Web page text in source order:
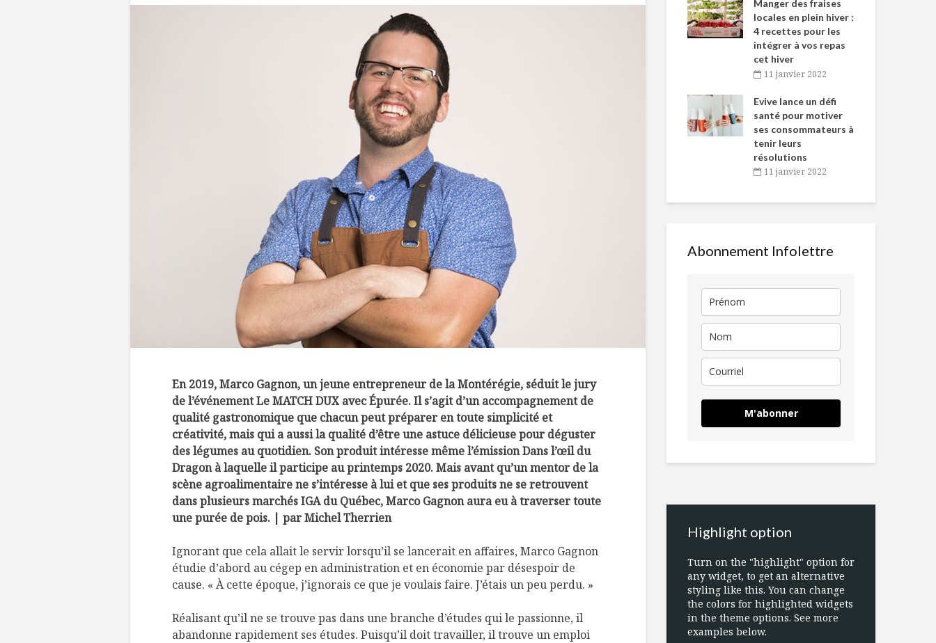
En 2019, Marco Gagnon, un jeune entrepreneur de la Montérégie, séduit le jury
de l’événement Le MATCH DUX avec Épurée. Il s’agit d’un accompagnement de
qualité gastronomique que chacun peut préparer en toute simplicité et
créativité, mais qui a aussi la qualité d’être une astuce délicieuse pour déguster
des légumes au quotidien. Son produit intéresse même l’émission Dans l’œil du
Dragon à laquelle il participe au printemps 2020. Mais avant qu’un mentor de la
scène agroalimentaire ne s’intéresse à lui et que ses produits ne se retrouvent
dans plusieurs marchés IGA du Québec, Marco Gagnon aura eu à traverser toute
une purée de pois. | par Michel Therrien
Ignorant que cela allait le servir lorsqu’il se lancerait en affaires, Marco Gagnon
étudie d’abord au cégep en administration et en économie par désespoir de
cause. « À cette époque, j’ignorais ce que je voulais faire. J’étais un peu perdu. »
Réalisant qu’il ne se trouve pas dans une branche d’études qui le passionne, il
abandonne rapidement ses études. Puisqu’il doit travailler, il trouve un emploi
Manger des fraises
locales en plein hiver :
4 recettes pour les
intégrer à vos repas
cet hiver
11 janvier 2022
Evive lance un défi
santé pour motiver
ses consommateurs à
tenir leurs
résolutions
11 janvier 2022
Cantons-de-l’Est
Manger des fraises
locales en plein hiver :
4 recettes pour les
intégrer à vos repas
cet hiver
11 janvier 2022
Evive lance un défi
santé pour motiver
ses consommateurs à
tenir leurs
résolutions
11 janvier 2022
Abonnement Infolettre
M'abonner
Highlight option
Turn on the "highlight" option for
any widget, to get an alternative
styling like this. You can change
the colors for highlighted widgets
in the theme options. See more
examples below.
Dindon du Québec
au Sortilège, façon
traditionnelle
10 aliments
vitamine D
à inclure dans votre